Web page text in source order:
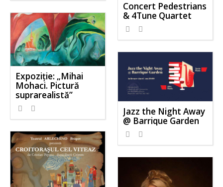
Concert Pedestrians
& 4Tune Quartet
Expoziție: „Mihai
Mohaci. Pictură
suprarealistă”
Jazz the Night Away
@ Barrique Garden